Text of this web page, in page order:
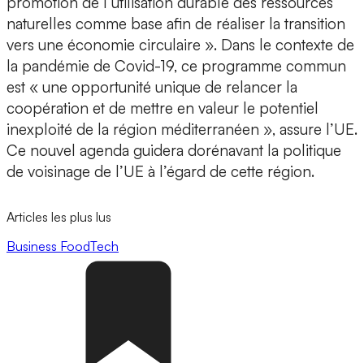
naturelles comme base afin de réaliser la transition
vers une économie circulaire ». Dans le contexte de
la pandémie de Covid-19, ce programme commun
est « une opportunité unique de relancer la
coopération et de mettre en valeur le potentiel
inexploité de la région méditerranéen », assure l’UE.
Ce nouvel agenda guidera dorénavant la politique
de voisinage de l’UE à l’égard de cette région.
Articles les plus lus
Business FoodTech